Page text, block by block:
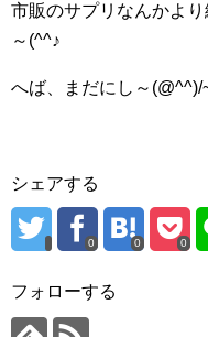
市販のサプリなんかよ
～(^^♪
へば、まだにし～(@^^)/
シェアする
0 0 0
フォローする